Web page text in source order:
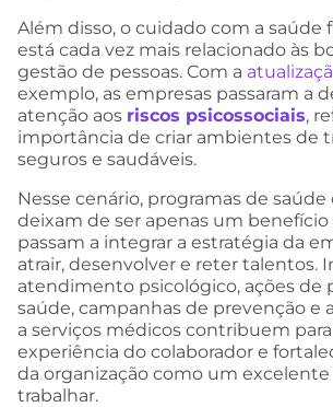
Além disso, o cuidado com a saúde
está cada vez mais relacionado às
gestão de pessoas. Com a
exemplo, as empresas passaram a
atenção aos riscos psicossociais,
importância de criar ambientes de
seguros e saudáveis.
Nesse cenário, programas de saúde
deixam de ser apenas um benefício
passam a integrar a estratégia da
atrair, desenvolver e reter talentos.
atendimento psicológico, ações de
saúde, campanhas de prevenção e
a serviços médicos contribuem
experiência do colaborador e
da organização como um excelente
trabalhar.